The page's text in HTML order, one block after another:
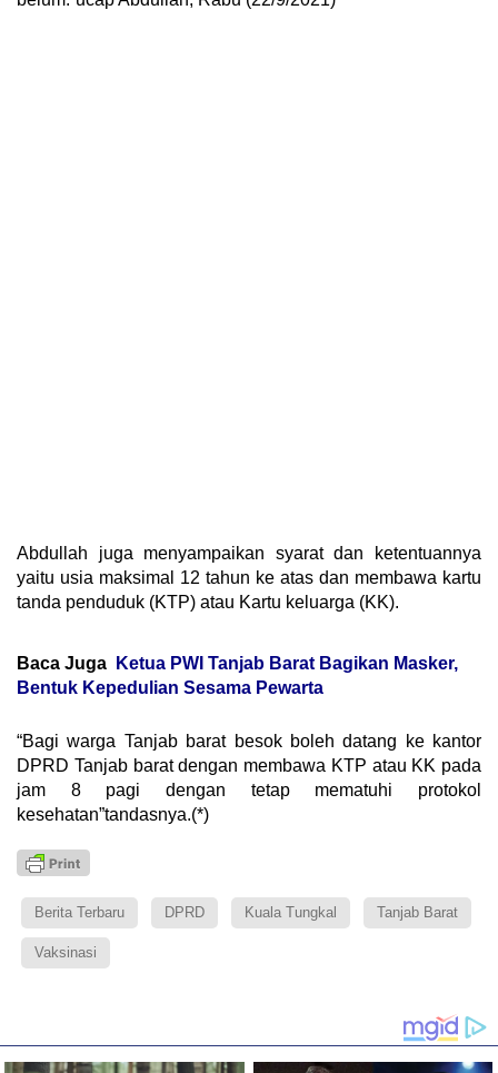
Abdullah juga menyampaikan syarat dan ketentuannya
yaitu usia maksimal 12 tahun ke atas dan membawa kartu
tanda penduduk (KTP) atau Kartu keluarga (KK).
Baca Juga
Ketua PWI Tanjab Barat Bagikan Masker,
Bentuk Kepedulian Sesama Pewarta
“Bagi warga Tanjab barat besok boleh datang ke kantor
DPRD Tanjab barat dengan membawa KTP atau KK pada
jam 8 pagi dengan tetap mematuhi protokol
kesehatan”tandasnya.(*)
Berita Terbaru DPRD Kuala Tungkal Tanjab Barat
Vaksinasi